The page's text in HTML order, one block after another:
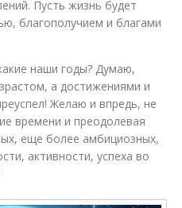
Пусть жизнь будет
благополучием и благами
наши годы? Думаю,
а достижениями и
Желаю и впредь, не
времени и преодолевая
еще более амбициозных,
активности, успеха во